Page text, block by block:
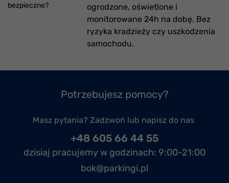
bezpieczne?
ogrodzone, oświetlone i
monitorowane 24h na dobę. Bez
ryzyka kradzieży czy uszkodzenia
samochodu.
Potrzebujesz pomocy?
Masz pytania? Zadzwoń lub napisz do nas
+48 605 66 44 55
dzisiaj pracujemy w godzinach: 9:00-21:00
bok@parkingi.pl